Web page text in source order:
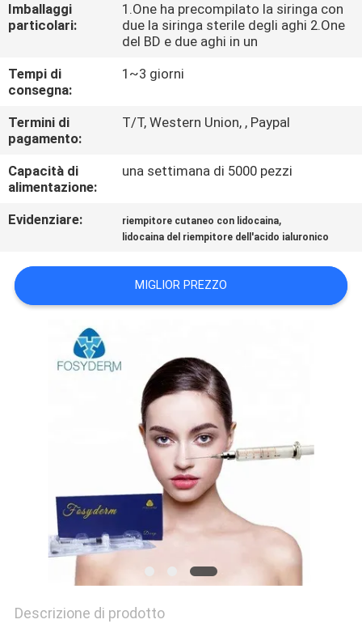
CONTATTACI
NOTIZIE
CASI
CHIEDI
UN
PREVENTIVO
SHOPPING
MAPPA
POLICY
Imballaggi
particolari:
1.One ha precompilato la siringa con
due la siringa sterile degli aghi 2.One
del BD e due aghi in un
Tempi di
consegna:
1~3 giorni
Termini di
pagamento:
T/T, Western Union, , Paypal
Capacità di
alimentazione:
una settimana di 5000 pezzi
Evidenziare: riempitore cutaneo con lidocaina,
lidocaina del riempitore dell'acido ialuronico
MIGLIOR PREZZO
Descrizione di prodotto